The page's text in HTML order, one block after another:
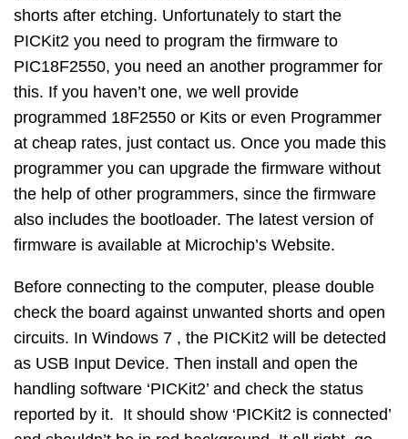
shorts after etching. Unfortunately to start the
PICKit2 you need to program the firmware to
PIC18F2550, you need an another programmer for
this. If you haven’t one, we well provide
programmed 18F2550 or Kits or even Programmer
at cheap rates, just contact us. Once you made this
programmer you can upgrade the firmware without
the help of other programmers, since the firmware
also includes the bootloader. The latest version of
firmware is available at Microchip’s Website.
Before connecting to the computer, please double
check the board against unwanted shorts and open
circuits. In Windows 7 , the PICKit2 will be detected
as USB Input Device. Then install and open the
handling software ‘PICKit2’ and check the status
reported by it. It should show ‘PICKit2 is connected’